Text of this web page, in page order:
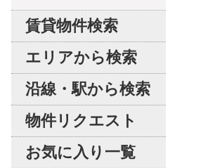
賃貸物件検索
エリアから検索
沿線・駅から検索
物件リクエスト
お気に入り一覧